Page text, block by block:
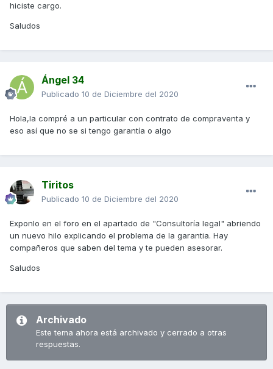
hiciste cargo.
Saludos
Ángel 34
Publicado 10 de Diciembre del 2020
Hola,la compré a un particular con contrato de compraventa y
eso así que no se si tengo garantía o algo
Tiritos
Publicado 10 de Diciembre del 2020
Exponlo en el foro en el apartado de "Consultoría legal" abriendo
un nuevo hilo explicando el problema de la garantia. Hay
compañeros que saben del tema y te pueden asesorar.
Saludos
Archivado
Este tema ahora está archivado y cerrado a otras
respuestas.